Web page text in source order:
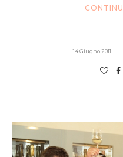
14 Giugno 2011